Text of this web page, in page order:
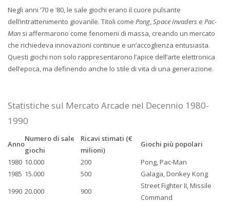
Negli anni ’70 e ’80, le sale giochi erano il cuore pulsante
dell’intrattenimento giovanile. Titoli come Pong,Space Invaders e Pac-
Man si affermarono come fenomeni di massa, creando un mercato
che richiedeva innovazioni continue e un’accoglienza entusiasta.
Questi giochi non solo rappresentarono l’apice dell’arte elettronica
dell’epoca, ma definendo anche lo stile di vita di una generazione.
Statistiche sul Mercato Arcade nel Decennio 1980-
1990
Anno
Numero di sale
giochi
Ricavi stimati (€
milioni)
Giochi più popolari
1980 10.000 200
Pong, Pac-Man
1985 15.000 500
Galaga, Donkey Kong
1990 20.000 900
Street Fighter II, Missile
Command